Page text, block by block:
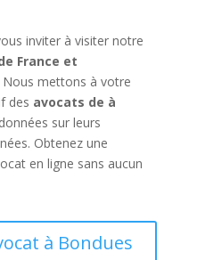
inviter à visiter notre
France et
Nous mettons à votre
des avocats de à
sur leurs
Obtenez une
en ligne sans aucun
à Bondues